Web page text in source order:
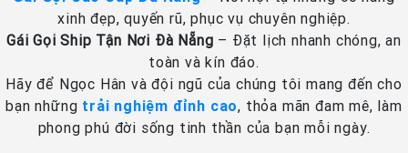
xinh đẹp, quyến rũ, phục vụ chuyên nghiệp.
Gái Gọi Ship Tận Nơi Đà Nẵng – Đặt lịch nhanh chóng, an
toàn và kín đáo.
Hãy để Ngọc Hân và đội ngũ của chúng tôi mang đến cho
bạn những trải nghiệm đỉnh cao, thỏa mãn đam mê, làm
phong phú đời sống tinh thần của bạn mỗi ngày.